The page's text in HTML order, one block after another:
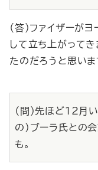
（答）ファイザーが
して立ち上がって
たのだろうと思いま
（問）先ほど12月
の）ブーラ氏との
も。